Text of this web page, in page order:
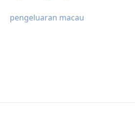
pengeluaran macau